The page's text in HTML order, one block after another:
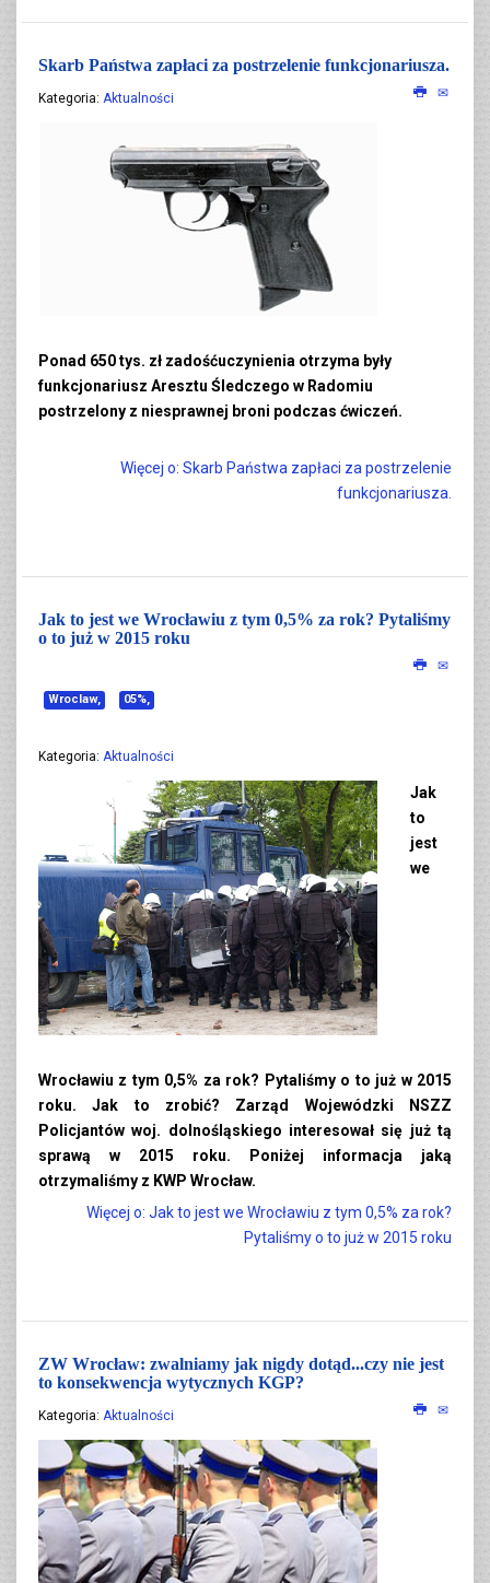
Skarb Państwa zapłaci za postrzelenie funkcjonariusza.
Kategoria: Aktualności
Ponad 650 tys. zł zadośćuczynienia otrzyma były
funkcjonariusz Aresztu Śledczego w Radomiu
postrzelony z niesprawnej broni podczas ćwiczeń.
Więcej o: Skarb Państwa zapłaci za postrzelenie
funkcjonariusza.
Jak to jest we Wrocławiu z tym 0,5% za rok? Pytaliśmy
o to już w 2015 roku
Wroclaw, 05%,
Kategoria: Aktualności
Jak
to
jest
we
Wrocławiu z tym 0,5% za rok? Pytaliśmy o to już w 2015
roku. Jak to zrobić? Zarząd Wojewódzki NSZZ
Policjantów woj. dolnośląskiego interesował się już tą
sprawą w 2015 roku. Poniżej informacja jaką
otrzymaliśmy z KWP Wrocław.
Więcej o: Jak to jest we Wrocławiu z tym 0,5% za rok?
Pytaliśmy o to już w 2015 roku
ZW Wrocław: zwalniamy jak nigdy dotąd...czy nie jest
to konsekwencja wytycznych KGP?
Kategoria: Aktualności